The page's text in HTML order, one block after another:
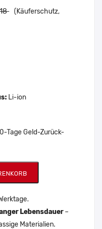
(Käuferschutz,
Li-ion
Tage Geld-Zurück-
Lebensdauer–
Materialien.